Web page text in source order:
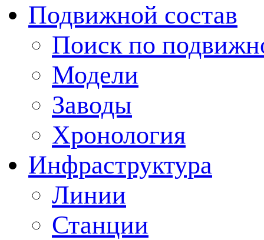
Подвижной состав
Поиск по
Модели
Заводы
Хронология
Инфраструктура
Линии
Станции